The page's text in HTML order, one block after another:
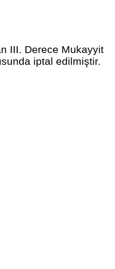
III. Derece Mukayyit
iptal edilmiştir.